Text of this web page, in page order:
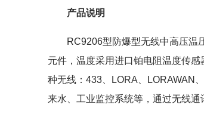
产品说明
RC9206型防爆型无线中高压温
元件，温度采用进口铂电阻温度传
种无线：433、LORA、LORAWAN
来水、工业监控系统等，通过无线